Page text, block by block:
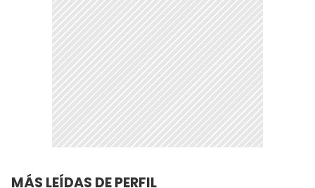
MÁS LEÍDAS DE PERFIL